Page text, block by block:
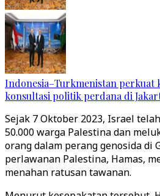
Indonesia–Turkmenistan perkuat
konsultasi politik perdana di
Sejak 7 Oktober 2023, Israel
50.000 warga Palestina dan
orang dalam perang genosida di
perlawanan Palestina, Hamas,
menahan ratusan tawanan.